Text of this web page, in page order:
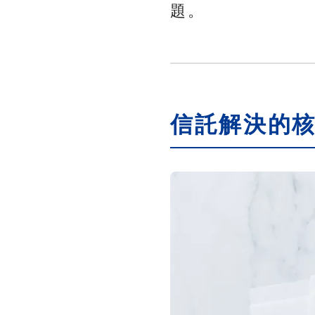
題。
信託解決的